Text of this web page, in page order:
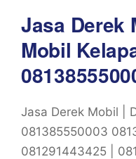
Jasa Derek
Mobil
Jasa Derek Mobil |
081385550003
081291443425 |